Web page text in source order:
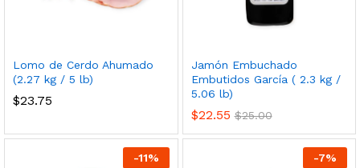
Lomo de Cerdo Ahumado
(2.27 kg / 5 lb)
$23.75
Jamón Embuchado
Embutidos García ( 2.3 kg /
5.06 lb)
$22.55 $25.00
-11% -7%